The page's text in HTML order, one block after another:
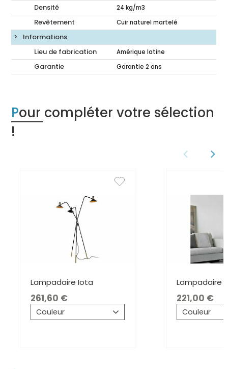
Densité 24 kg/m3
Revêtement Cuir naturel martelé
Informations
Lieu de fabrication
Amérique latine
Garantie Garantie 2 ans
Pour compléter votre sélection
!
Lampadaire Iota
261,60
Couleur
Lampadaire
221,00
Couleur